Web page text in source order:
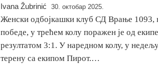
Ivana Žubrinić 30. октобар 2025.
Женски одбојкашки клуб СД Врање 1093,
победе, у трећем колу поражен је од
резултатом 3:1. У наредном колу, у
терену са екипом Пирот.…